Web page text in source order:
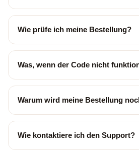
Wie prüfe ich meine Bestellung?
Was, wenn der Code nicht
Warum wird meine Bestellung
Wie kontaktiere ich den Support?